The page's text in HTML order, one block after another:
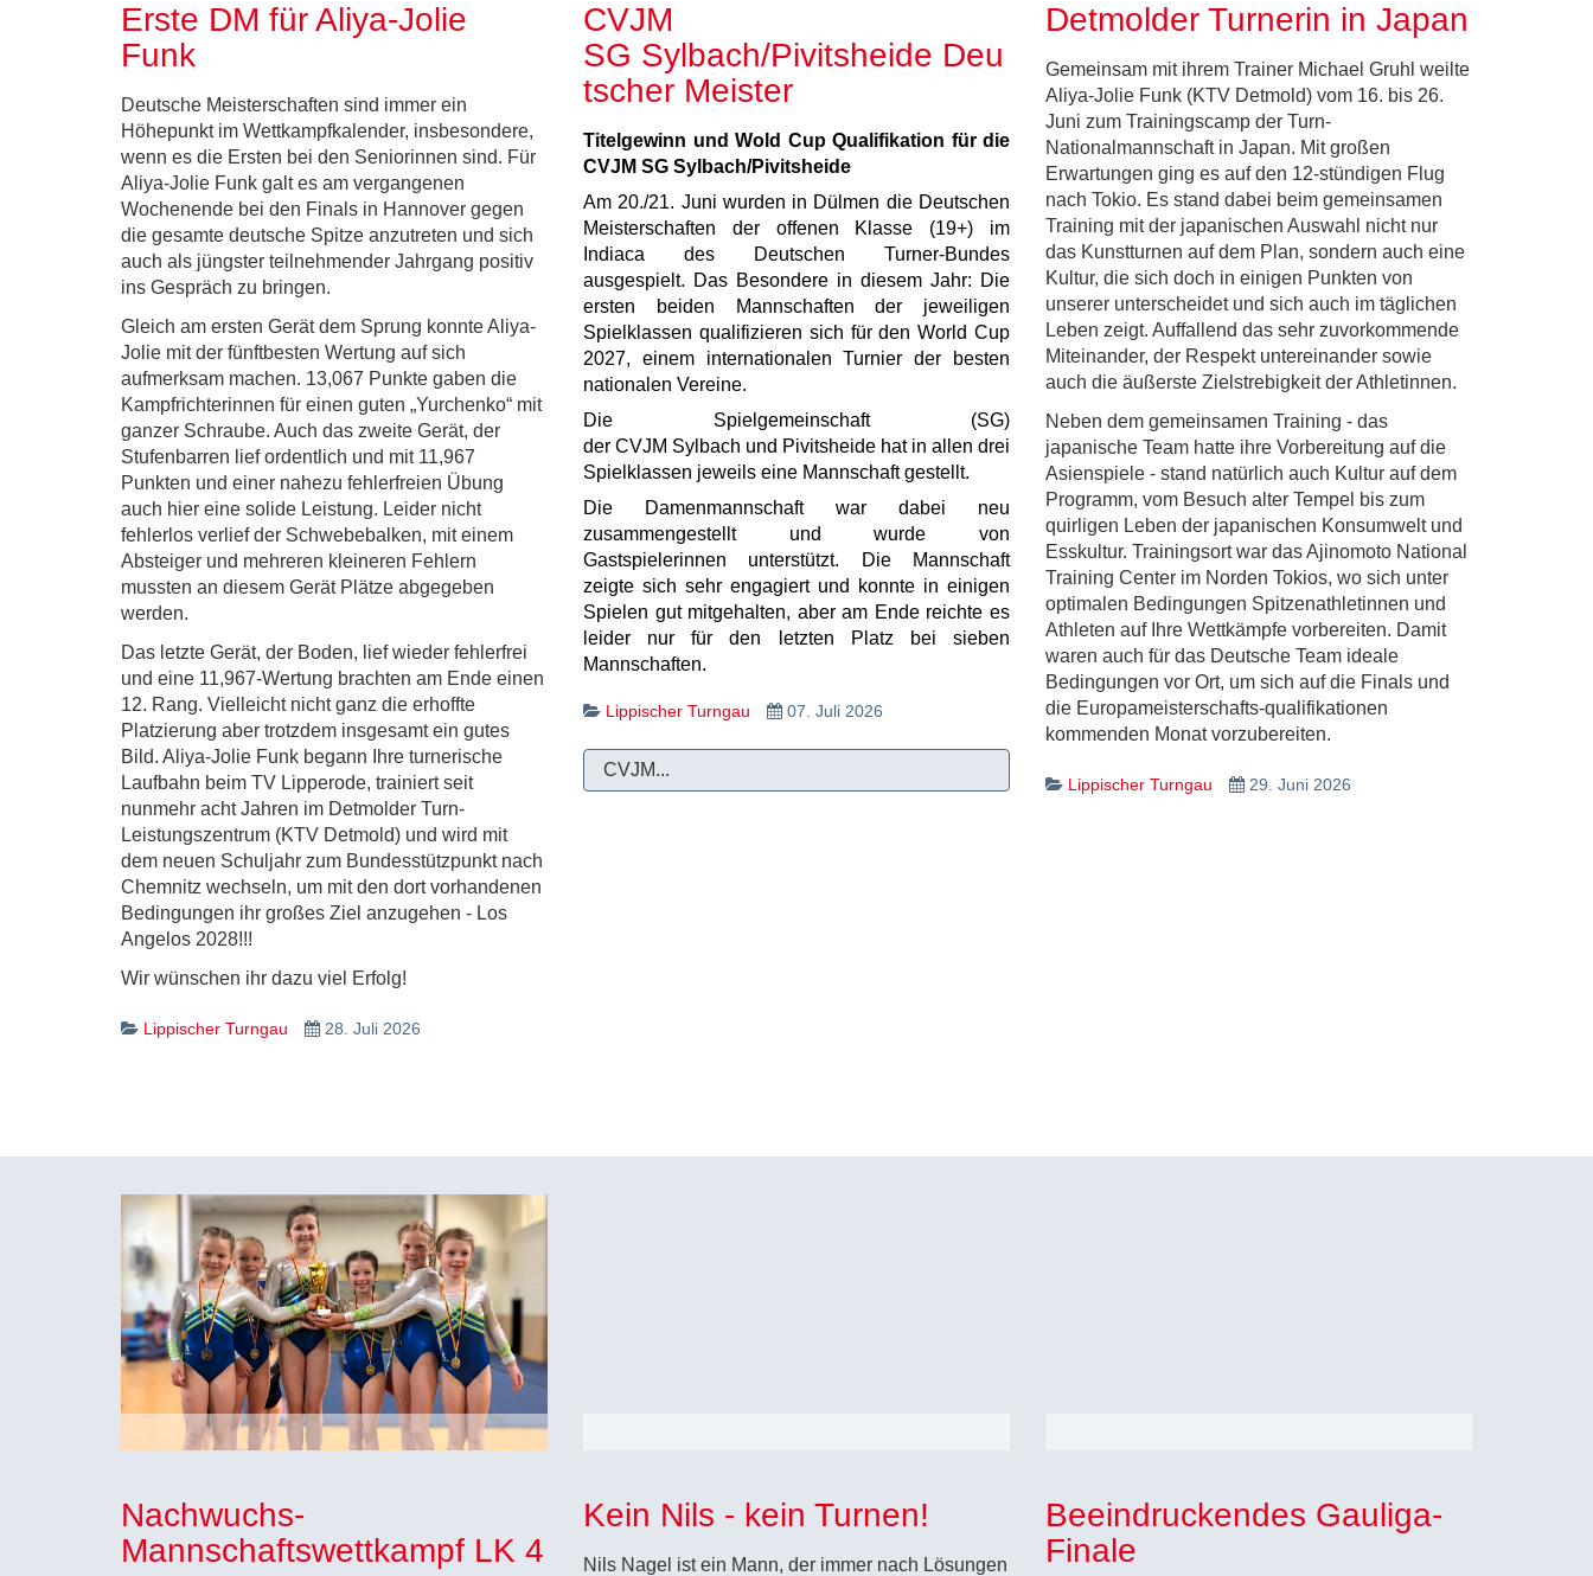
Erste DM für Aliya-Jolie
Funk
Deutsche Meisterschaften sind immer ein
Höhepunkt im Wettkampfkalender, insbesondere,
wenn es die Ersten bei den Seniorinnen sind. Für
Aliya-Jolie Funk galt es am vergangenen
Wochenende bei den Finals in Hannover gegen
die gesamte deutsche Spitze anzutreten und sich
auch als jüngster teilnehmender Jahrgang positiv
ins Gespräch zu bringen.
Gleich am ersten Gerät dem Sprung konnte Aliya-
Jolie mit der fünftbesten Wertung auf sich
aufmerksam machen. 13,067 Punkte gaben die
Kampfrichterinnen für einen guten „Yurchenko“ mit
ganzer Schraube. Auch das zweite Gerät, der
Stufenbarren lief ordentlich und mit 11,967
Punkten und einer nahezu fehlerfreien Übung
auch hier eine solide Leistung. Leider nicht
fehlerlos verlief der Schwebebalken, mit einem
Absteiger und mehreren kleineren Fehlern
mussten an diesem Gerät Plätze abgegeben
werden.
Das letzte Gerät, der Boden, lief wieder fehlerfrei
und eine 11,967-Wertung brachten am Ende einen
12. Rang. Vielleicht nicht ganz die erhoffte
Platzierung aber trotzdem insgesamt ein gutes
Bild. Aliya-Jolie Funk begann Ihre turnerische
Laufbahn beim TV Lipperode, trainiert seit
nunmehr acht Jahren im Detmolder Turn-
Leistungszentrum (KTV Detmold) und wird mit
dem neuen Schuljahr zum Bundesstützpunkt nach
Chemnitz wechseln, um mit den dort vorhandenen
Bedingungen ihr großes Ziel anzugehen - Los
Angelos 2028!!!
Wir wünschen ihr dazu viel Erfolg!
Lippischer Turngau 28. Juli 2026
CVJM
SG Sylbach/Pivitsheide Deu
tscher Meister
Titelgewinn und Wold Cup Qualifikation für die
CVJM SG Sylbach/Pivitsheide
Am 20./21. Juni wurden in Dülmen die Deutschen
Meisterschaften der offenen Klasse (19+) im
Indiaca des Deutschen Turner-Bundes
ausgespielt. Das Besondere in diesem Jahr: Die
ersten beiden Mannschaften der jeweiligen
Spielklassen qualifizieren sich für den World Cup
2027, einem internationalen Turnier der besten
nationalen Vereine.
Die Spielgemeinschaft (SG)
der CVJM Sylbach und Pivitsheide hat in allen drei
Spielklassen jeweils eine Mannschaft gestellt.
Die Damenmannschaft war dabei neu
zusammengestellt und wurde von
Gastspielerinnen unterstützt. Die Mannschaft
zeigte sich sehr engagiert und konnte in einigen
Spielen gut mitgehalten, aber am Ende reichte es
leider nur für den letzten Platz bei sieben
Mannschaften.
Lippischer Turngau 07. Juli 2026
CVJM...
Detmolder Turnerin in Japan
Gemeinsam mit ihrem Trainer Michael Gruhl weilte
Aliya-Jolie Funk (KTV Detmold) vom 16. bis 26.
Juni zum Trainingscamp der Turn-
Nationalmannschaft in Japan. Mit großen
Erwartungen ging es auf den 12-stündigen Flug
nach Tokio. Es stand dabei beim gemeinsamen
Training mit der japanischen Auswahl nicht nur
das Kunstturnen auf dem Plan, sondern auch eine
Kultur, die sich doch in einigen Punkten von
unserer unterscheidet und sich auch im täglichen
Leben zeigt. Auffallend das sehr zuvorkommende
Miteinander, der Respekt untereinander sowie
auch die äußerste Zielstrebigkeit der Athletinnen.
Neben dem gemeinsamen Training - das
japanische Team hatte ihre Vorbereitung auf die
Asienspiele - stand natürlich auch Kultur auf dem
Programm, vom Besuch alter Tempel bis zum
quirligen Leben der japanischen Konsumwelt und
Esskultur. Trainingsort war das Ajinomoto National
Training Center im Norden Tokios, wo sich unter
optimalen Bedingungen Spitzenathletinnen und
Athleten auf Ihre Wettkämpfe vorbereiten. Damit
waren auch für das Deutsche Team ideale
Bedingungen vor Ort, um sich auf die Finals und
die Europameisterschafts-qualifikationen
kommenden Monat vorzubereiten.
Lippischer Turngau 29. Juni 2026
Nachwuchs-
Mannschaftswettkampf LK 4
Kein Nils - kein Turnen!
Nils Nagel ist ein Mann, der immer nach Lösungen
Beeindruckendes Gauliga-
Finale